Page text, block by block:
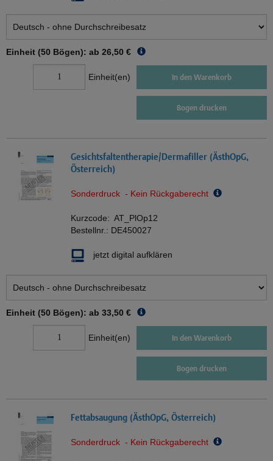
Einheit (50 Bögen): ab 26,50 €
Einheit(en) In den Warenkorb
Bogen drucken
Gesichtsfaltentherapie/Dermafiller (ÄsthOpG,
Österreich)
Sonderdruck - Kein Rückgaberecht
Kurzcode: AT_PlOp12
Bestellnr.: DE450027
jetzt digital aufklären
Einheit (50 Bögen): ab 33,50 €
Einheit(en) In den Warenkorb
Bogen drucken
Fettabsaugung (ÄsthOpG, Österreich)
Sonderdruck - Kein Rückgaberecht